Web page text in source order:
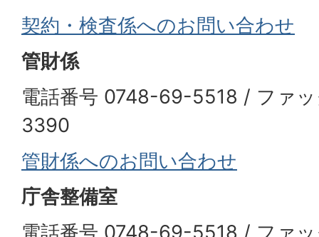
契約・検査係へのお問い合わせ
管財係
電話番号 0748-69-5518 / ファ
3390
管財係へのお問い合わせ
庁舎整備室
電話番号 0748-69-5518 / ファ